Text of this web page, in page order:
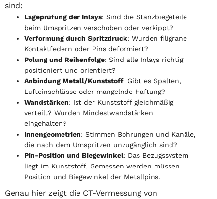
sind:
Lageprüfung der Inlays: Sind die Stanzbiegeteile
beim Umspritzen verschoben oder verkippt?
Verformung durch Spritzdruck: Wurden filigrane
Kontaktfedern oder Pins deformiert?
Polung und Reihenfolge: Sind alle Inlays richtig
positioniert und orientiert?
Anbindung Metall/Kunststoff: Gibt es Spalten,
Lufteinschlüsse oder mangelnde Haftung?
Wandstärken: Ist der Kunststoff gleichmäßig
verteilt? Wurden Mindestwandstärken
eingehalten?
Innengeometrien: Stimmen Bohrungen und Kanäle,
die nach dem Umspritzen unzugänglich sind?
Pin-Position und Biegewinkel: Das Bezugssystem
liegt im Kunststoff. Gemessen werden müssen
Position und Biegewinkel der Metallpins.
Genau hier zeigt die CT-Vermessung von